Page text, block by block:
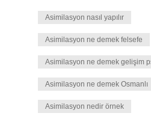
Asimilasyon nasıl yapılır
Asimilasyon ne demek felsefe
Asimilasyon ne demek gelişim
Asimilasyon ne demek Osmanlı
Asimilasyon nedir örnek